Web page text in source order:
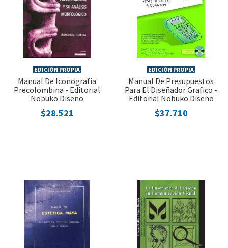
EDICIÓN PROPIA
Manual De Iconografia
Precolombina - Editorial
Nobuko Diseño
$28.521
EDICIÓN PROPIA
Manual De Presupuestos
Para El Diseñador Grafico -
Editorial Nobuko Diseño
$37.710